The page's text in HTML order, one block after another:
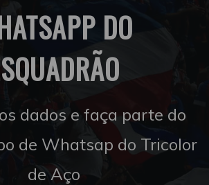
DO
dados e faça parte do
de Whatsap do Tricolor
de Aço